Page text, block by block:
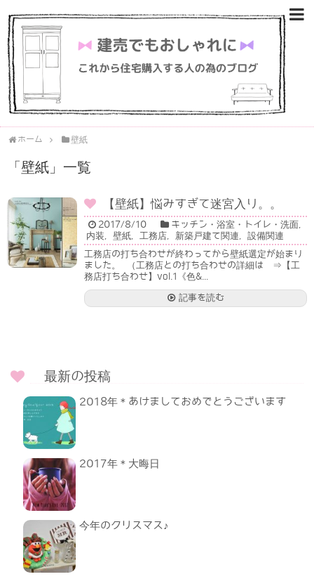
ホーム 壁紙
「 壁紙 」 一覧
【壁紙】悩みすぎて迷宮入り。。
2017/8/10 キッチン・浴室・トイレ・洗面,
内装, 壁紙, 工務店, 新築戸建て関連, 設備関連
工務店の打ち合わせが終わってから壁紙選定が始まり
ました。 （工務店との打ち合わせの詳細は ⇒【工
務店打ち合わせ】vol.1《色&...
記事を読む
最新の投稿
2018年＊あけましておめでとうございます
2017年＊大晦日
今年のクリスマス♪